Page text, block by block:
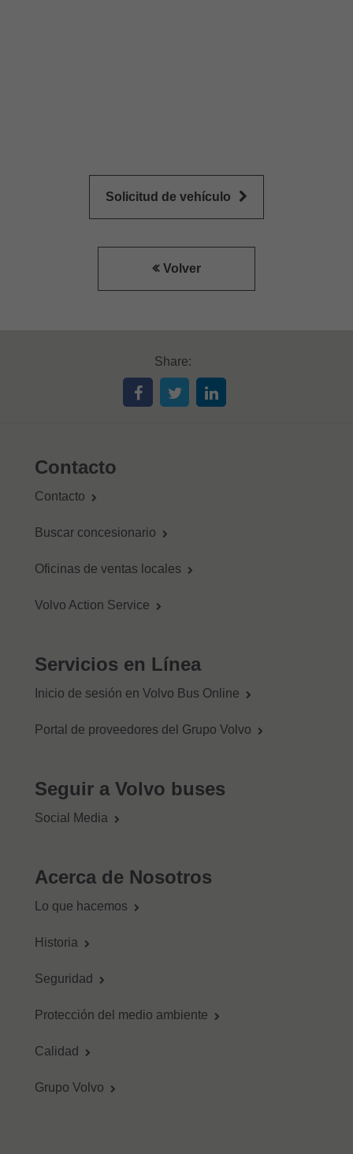
Solicitud de vehículo
Volver
Share:
Contacto
Contacto
Buscar concesionario
Oficinas de ventas locales
Volvo Action Service
Servicios en Línea
Inicio de sesión en Volvo Bus Online
Portal de proveedores del Grupo Volvo
Seguir a Volvo buses
Social Media
Acerca de Nosotros
Lo que hacemos
Historia
Seguridad
Protección del medio ambiente
Calidad
Grupo Volvo